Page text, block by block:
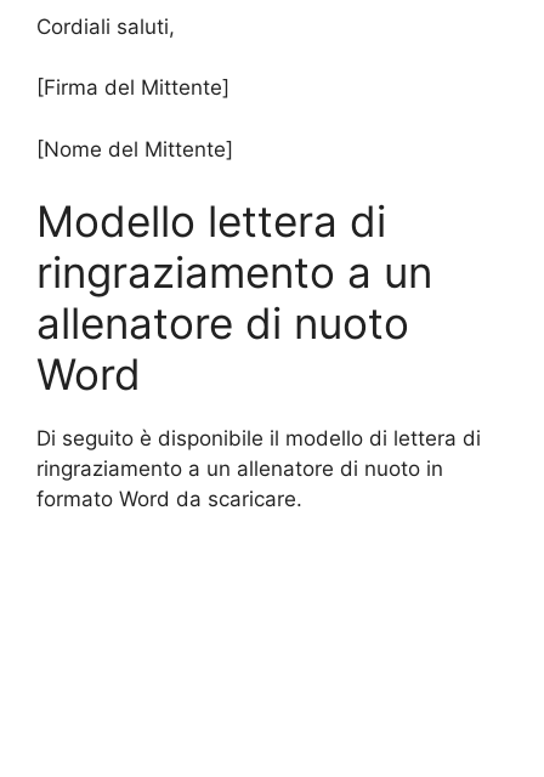
Cordiali saluti,
[Firma del Mittente]
[Nome del Mittente]
Modello lettera di
ringraziamento a un
allenatore di nuoto
Word
Di seguito è disponibile il modello di lettera di
ringraziamento a un allenatore di nuoto in
formato Word da scaricare.